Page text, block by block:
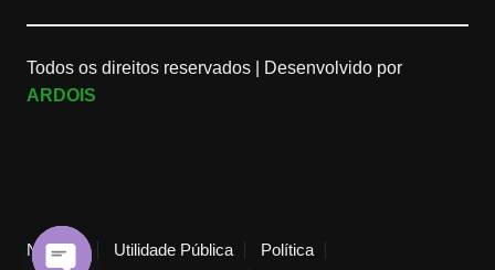
Todos os direitos reservados |
Desenvolvido por
ARDOIS
Notícias Utilidade Pública
Política